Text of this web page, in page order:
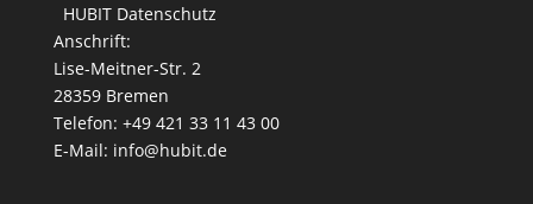
HUBIT Datenschutz
Anschrift:
Lise-Meitner-Str. 2
28359 Bremen
Telefon: +49 421 33 11 43 00
E-Mail: info@hubit.de